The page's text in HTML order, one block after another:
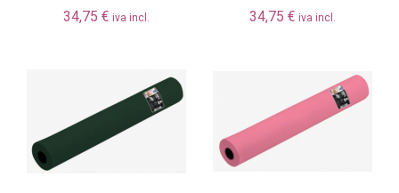
34,75 € iva incl. 34,75 € iva incl.